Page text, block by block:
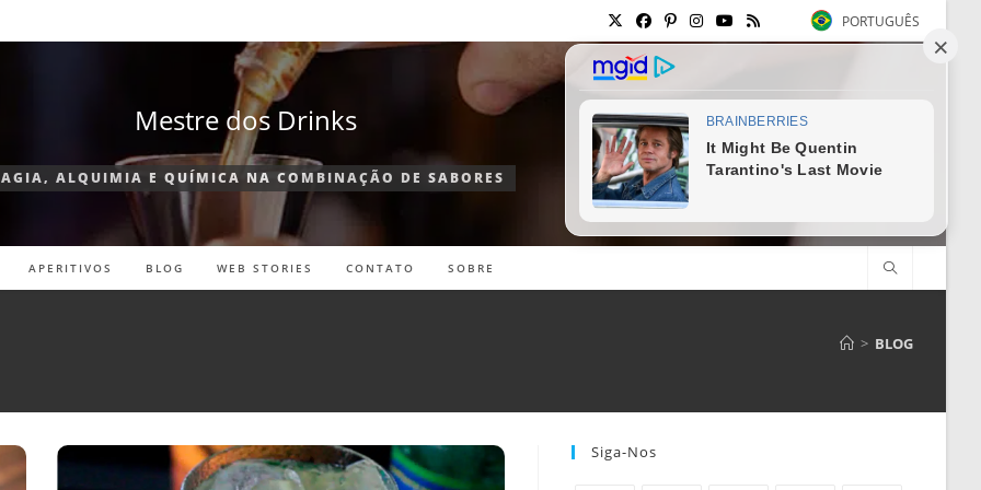
PORTUGUÊS
Mestre dos Drinks
ALQUIMIA E QUÍMICA NA COMBINAÇÃO DE SABORES
APERITIVOS BLOG WEB STORIES CONTATO SOBRE
> BLOG
Siga-Nos